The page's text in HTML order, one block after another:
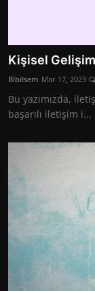
Kişisel
Bibilsem Mar 17, 2023
Bu yazımızda,
başarılı iletişim i...